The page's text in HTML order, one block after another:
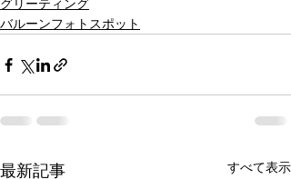
グリーティング
バルーンフォトスポット
最新記事 すべて表示